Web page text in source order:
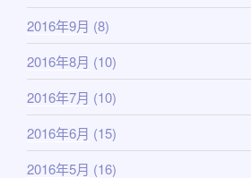
2016年9月 (8)
2016年8月 (10)
2016年7月 (10)
2016年6月 (15)
2016年5月 (16)